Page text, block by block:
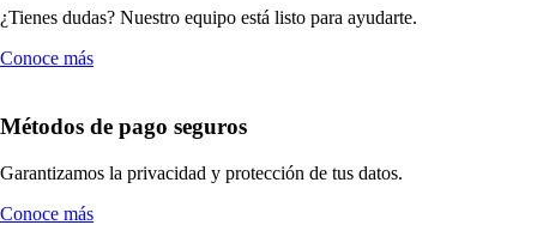
¿Tienes dudas? Nuestro equipo está listo para ayudarte.
Conoce más
Métodos de pago seguros
Garantizamos la privacidad y protección de tus datos.
Conoce más